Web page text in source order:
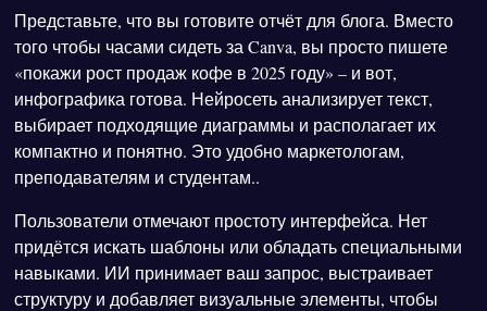
Представьте, что вы готовите отчёт для блога. Вместо
того чтобы часами сидеть за Canva, вы просто пишете
«покажи рост продаж кофе в 2025 году» – и вот,
инфографика готова. Нейросеть анализирует текст,
выбирает подходящие диаграммы и располагает их
компактно и понятно. Это удобно маркетологам,
преподавателям и студентам..
Пользователи отмечают простоту интерфейса. Нет
придётся искать шаблоны или обладать специальными
навыками. ИИ принимает ваш запрос, выстраивает
структуру и добавляет визуальные элементы, чтобы